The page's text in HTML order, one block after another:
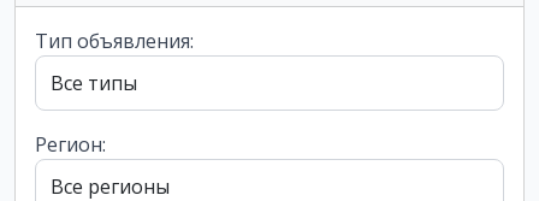
Тип объявления:
Регион: